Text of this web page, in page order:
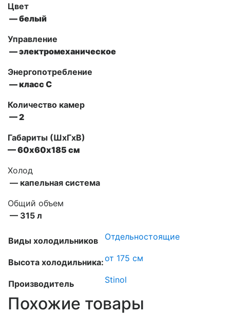
Цвет
— белый
Управление
— электромеханическое
Энергопотребление
— класс С
Количество камер
— 2
Габариты (ШxГxВ)
— 60х60х185 см
Холод
— капельная система
Общий объем
— 315 л
Виды холодильников Отдельностоящие
Высота холодильника:от 175 см
Производитель Stinol
Похожие товары